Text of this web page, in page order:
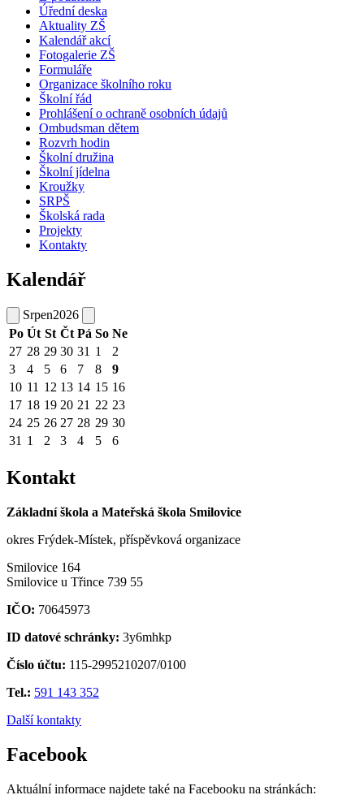
Úřední deska
Aktuality ZŠ
Kalendář akcí
Fotogalerie ZŠ
Formuláře
Organizace školního roku
Školní řád
Prohlášení o ochraně osobních údajů
Ombudsman dětem
Rozvrh hodin
Školní družina
Školní jídelna
Kroužky
SRPŠ
Školská rada
Projekty
Kontakty
Kalendář
Srpen2026
Po Út St Čt Pá So Ne
27 28 29 30 31 1
2
3
4 5 6 7 8
9
10 11 12 13 14 15 16
17 18 19 20 21 22 23
24 25 26 27 28 29 30
31 1 2 3 4 5 6
Kontakt
Základní škola a Mateřská škola Smilovice
okres Frýdek-Místek, příspěvková organizace
Smilovice 164
Smilovice u Třince 739 55
IČO: 70645973
ID datové schránky: 3y6mhkp
Číslo účtu: 115-2995210207/0100
Tel.: 591 143 352
Další kontakty
Facebook
Aktuální informace najdete také na Facebooku na stránkách: